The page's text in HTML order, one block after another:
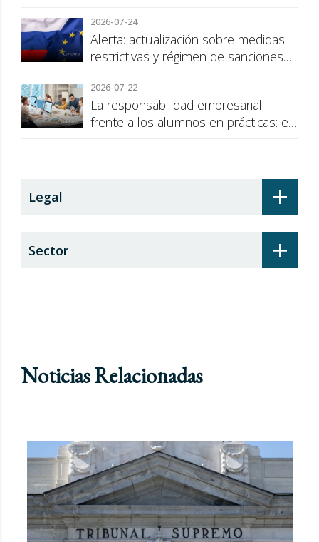
2026-07-24
Alerta: actualización sobre medidas
restrictivas y régimen de sanciones
2026-07-22
La responsabilidad empresarial
frente a los alumnos en prácticas: el
+
Legal
+
Sector
Noticias Relacionadas